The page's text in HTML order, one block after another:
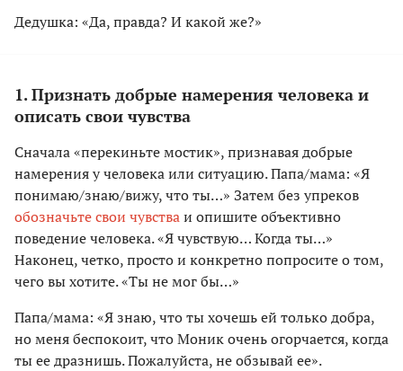
Дедушка: «Да, правда? И какой же?»
1. Признать добрые намерения человека и
описать свои чувства
Сначала «перекиньте мостик», признавая добрые
намерения у человека или ситуацию. Папа/мама: «Я
понимаю/знаю/вижу, что ты…» Затем без упреков
обозначьте свои чувстваи опишите объективно
поведение человека. «Я чувствую… Когда ты…»
Наконец, четко, просто и конкретно попросите о том,
чего вы хотите. «Ты не мог бы…»
Папа/мама: «Я знаю, что ты хочешь ей только добра,
но меня беспокоит, что Моник очень огорчается, когда
ты ее дразнишь. Пожалуйста, не обзывай ее».